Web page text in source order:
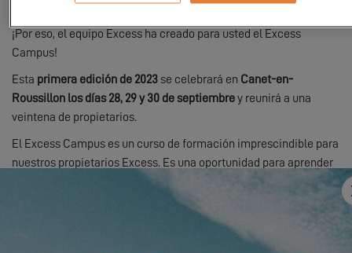
extraordinaria.
¡Por eso, el equipo Excess ha creado para usted el Excess
Campus!
Esta primera edición de 2023 se celebrará en Canet-en-
Roussillon los días 28, 29 y 30 de septiembrey reunirá a una
veintena de propietarios.
El Excess Campus es un curso de formación imprescindible para
nuestros propietarios Excess. Es una oportunidad para aprender
a dominar su embarcación y pertenecer a la tribu.
Con la ayuda de expertos náuticos rigurosamente seleccionados,
la navegación, el mantenimiento de las embarcaciones y la
seguridad en el mar dejarán de tener secretos para estos